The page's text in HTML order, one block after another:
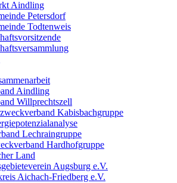
Aindling
Petersdorf
Todtenweis
Aindling
Willprechtszell
Kabisbachgruppe
Lechraingruppe
Hardhofgruppe
Land
Augsburg e.V.
Aichach-Friedberg e.V.